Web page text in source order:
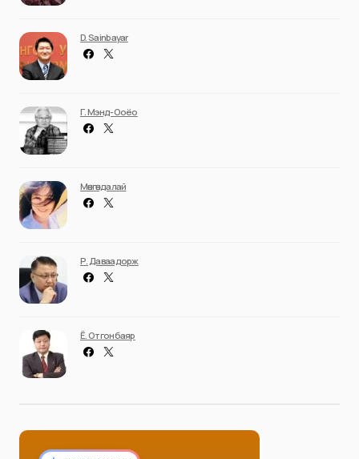
D. Sainbayar
Г. Мэнд-Ооёо
Мөнгөндалай
Р. Даваадорж
Ё. Отгонбаяр